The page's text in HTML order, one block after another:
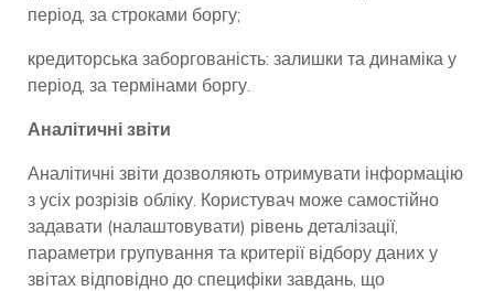
період, за строками боргу;
кредиторська заборгованість: залишки та динаміка у
період, за термінами боргу.
Аналітичні звіти
Аналітичні звіти дозволяють отримувати інформацію
з усіх розрізів обліку. Користувач може самостійно
задавати (налаштовувати) рівень деталізації,
параметри групування та критерії відбору даних у
звітах відповідно до специфіки завдань, що